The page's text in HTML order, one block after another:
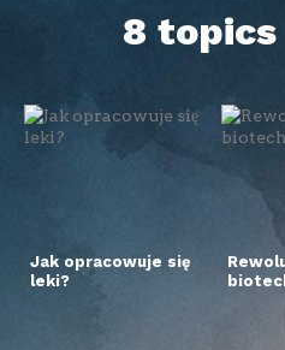
8
Jak opracowuje się
leki?